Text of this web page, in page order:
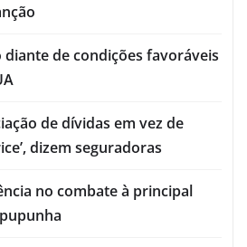
diante de condições favoráveis
de dívidas em vez de
dizem seguradoras
no combate à principal